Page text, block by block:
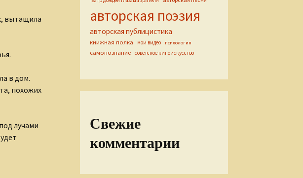
вытащила
в дом.
похожих
лучами
авторская поэзия
авторская публицистика
книжная полка мои видео психология
самопознание советское киноискусство
Свежие
комментарии